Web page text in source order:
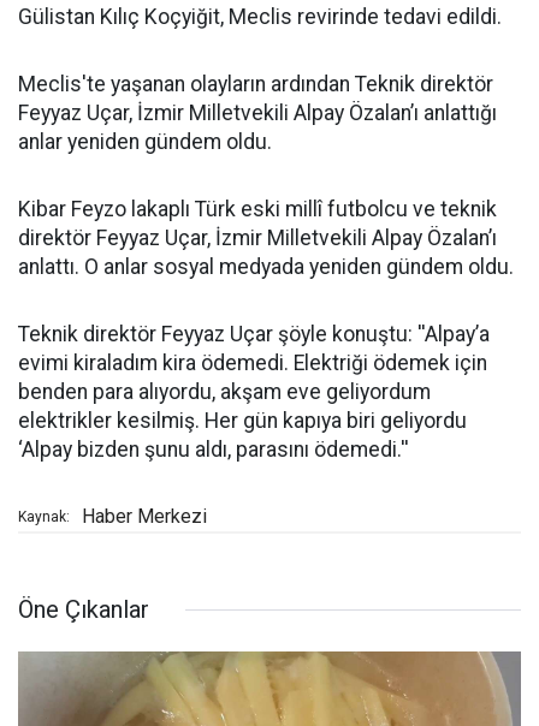
Gülistan Kılıç Koçyiğit, Meclis revirinde tedavi edildi.
Meclis'te yaşanan olayların ardından Teknik direktör
Feyyaz Uçar, İzmir Milletvekili Alpay Özalan’ı anlattığı
anlar yeniden gündem oldu.
Kibar Feyzo lakaplı Türk eski millî futbolcu ve teknik
direktör Feyyaz Uçar, İzmir Milletvekili Alpay Özalan’ı
anlattı. O anlar sosyal medyada yeniden gündem oldu.
Teknik direktör Feyyaz Uçar şöyle konuştu: ''Alpay’a
evimi kiraladım kira ödemedi. Elektriği ödemek için
benden para alıyordu, akşam eve geliyordum
elektrikler kesilmiş. Her gün kapıya biri geliyordu
‘Alpay bizden şunu aldı, parasını ödemedi.''
Kaynak: Haber Merkezi
Öne Çıkanlar